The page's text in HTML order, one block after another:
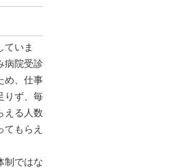
ていま
病院受診
め、仕事
りず、毎
える⼈数
てもらえ
制ではな